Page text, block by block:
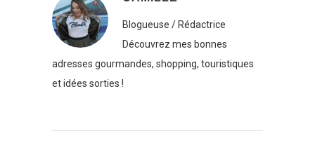
Blogueuse / Rédactrice
Découvrez mes bonnes
adresses gourmandes, shopping, touristiques
et idées sorties !